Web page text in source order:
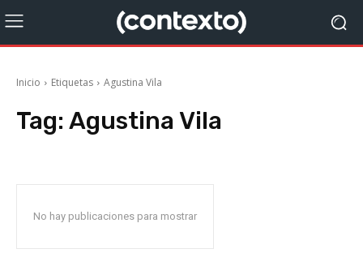
Inicio Etiquetas Agustina Vila
Tag: Agustina Vila
No hay publicaciones para mostrar